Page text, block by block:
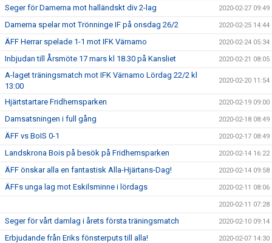
Seger för Damerna mot halländskt div 2-lag 2020-02-27 09:49
Damerna spelar mot Trönninge IF på onsdag 26/2 2020-02-25 14:44
ÄFF Herrar spelade 1-1 mot IFK Värnamo 2020-02-24 05:34
Inbjudan till Årsmöte 17 mars kl 18.30 på Kansliet 2020-02-21 08:05
A-laget träningsmatch mot IFK Värnamo Lördag 22/2 kl
13:00
2020-02-20 11:54
Hjärtstartare Fridhemsparken 2020-02-19 09:00
Damsatsningen i full gång 2020-02-18 08:49
ÄFF vs BoIS 0-1 2020-02-17 08:49
Landskrona Bois på besök på Fridhemsparken 2020-02-14 16:22
ÄFF önskar alla en fantastisk Alla-Hjärtans-Dag! 2020-02-14 09:58
ÄFFs unga lag mot Eskilsminne i lördags 2020-02-11 08:06
2020-02-11 07:28
Seger för vårt damlag i årets första träningsmatch 2020-02-10 09:14
Erbjudande från Eriks fönsterputs till alla! 2020-02-07 14:30